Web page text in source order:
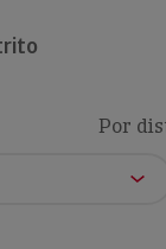
Por